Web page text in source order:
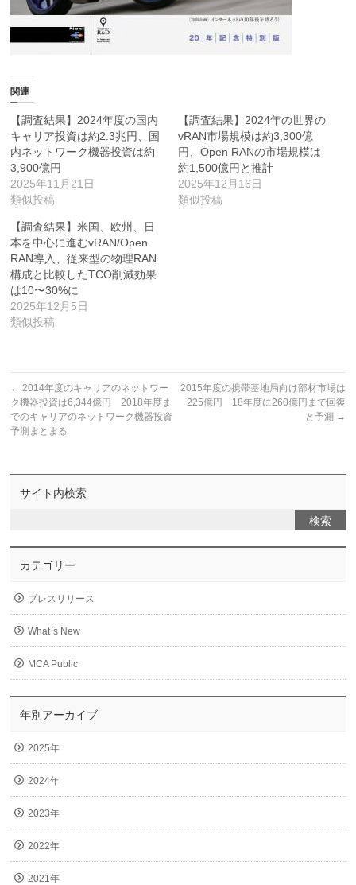
関連
【調査結果】2024年度の国内
キャリア投資は約2.3兆円、国
内ネットワーク機器投資は約
3,900億円
2025年11月21日
類似投稿
【調査結果】2024年の世界の
vRAN市場規模は約3,300億
円、Open RANの市場規模は
約1,500億円と推計
2025年12月16日
類似投稿
【調査結果】米国、欧州、日
本を中心に進むvRAN/Open
RAN導入、従来型の物理RAN
構成と比較したTCO削減効果
は10〜30%に
2025年12月5日
類似投稿
← 2014年度のキャリアのネットワー
ク機器投資は6,344億円 2018年度ま
でのキャリアのネットワーク機器投資
予測まとまる
2015年度の携帯基地局向け部材市場は
225億円 18年度に260億円まで回復
と予測 →
サイト内検索
カテゴリー
プレスリリース
What`s New
MCA Public
年別アーカイブ
2025年
2024年
2023年
2022年
2021年